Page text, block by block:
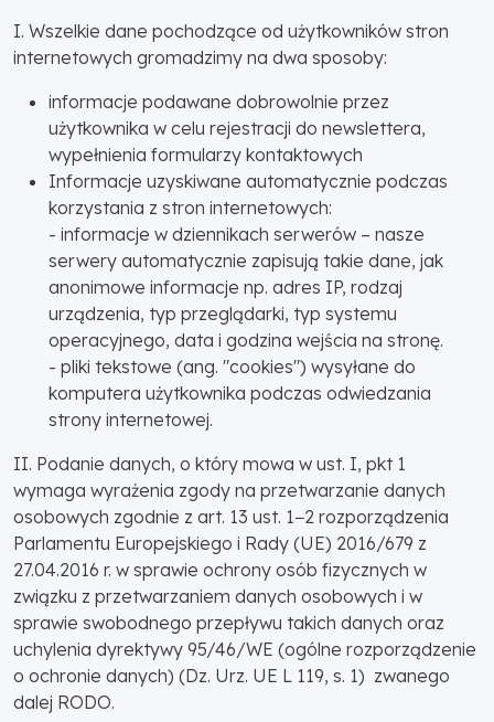
I. Wszelkie dane pochodzące od użytkowników stron
internetowych gromadzimy na dwa sposoby:
informacje podawane dobrowolnie przez
użytkownika w celu rejestracji do newslettera,
wypełnienia formularzy kontaktowych
Informacje uzyskiwane automatycznie podczas
korzystania z stron internetowych:
- informacje w dziennikach serwerów – nasze
serwery automatycznie zapisują takie dane, jak
anonimowe informacje np. adres IP, rodzaj
urządzenia, typ przeglądarki, typ systemu
operacyjnego, data i godzina wejścia na stronę.
- pliki tekstowe (ang. "cookies") wysyłane do
komputera użytkownika podczas odwiedzania
strony internetowej.
II. Podanie danych, o który mowa w ust. I, pkt 1
wymaga wyrażenia zgody na przetwarzanie danych
osobowych zgodnie z art. 13 ust. 1−2 rozporządzenia
Parlamentu Europejskiego i Rady (UE) 2016/679 z
27.04.2016 r. w sprawie ochrony osób fizycznych w
związku z przetwarzaniem danych osobowych i w
sprawie swobodnego przepływu takich danych oraz
uchylenia dyrektywy 95/46/WE (ogólne rozporządzenie
o ochronie danych) (Dz. Urz. UE L 119, s. 1) zwanego
dalej RODO.